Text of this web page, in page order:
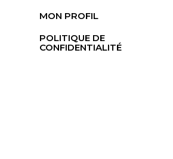
MON PROFIL
POLITIQUE DE
CONFIDENTIALITÉ